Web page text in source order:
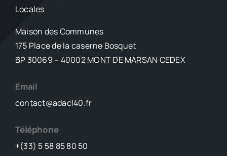
fin
de
Locales
Maison des Communes
175 Place de la caserne Bosquet
BP 30069 – 40002 MONT DE MARSAN CEDEX
Email
contact@adacl40.fr
Téléphone
+(33) 5 58 85 80 50